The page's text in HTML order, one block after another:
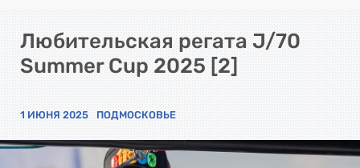
Любительская регата J/70
Summer Cup 2025 [2]
1 ИЮНЯ 2025 ПОДМОСКОВЬЕ